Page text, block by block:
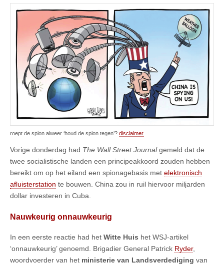
roept de spion alweer ‘houd de spion tegen’? disclaimer
Vorige donderdag had The Wall Street Journalgemeld dat de
twee socialistische landen een principeakkoord zouden hebben
bereikt om op het eiland een spionagebasis met elektronisch
afluisterstation te bouwen. China zou in ruil hiervoor miljarden
dollar investeren in Cuba.
Nauwkeurig onnauwkeurig
In een eerste reactie had het Witte Huis het WSJ-artikel
‘onnauwkeurig’ genoemd. Brigadier General Patrick Ryder,
woordvoerder van het ministerie van Landsverdediging van